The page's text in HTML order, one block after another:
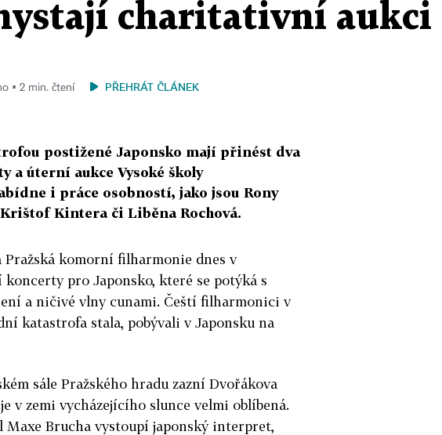
charitativní aukci
▪ 2 min. čtení PŘEHRÁT ČLÁNEK
postižené Japonsko mají přinést dva
a úterní aukce Vysoké školy
i práce osobností, jako jsou Rony
Kintera či Liběna Rochová.
Pražská komorní filharmonie dnes v
pro Japonsko, které se potýká s
a ničivé vlny cunami. Čeští filharmonici v
katastrofa stala, pobývali v Japonsku na
sále Pražského hradu zazní Dvořákova
v zemi vycházejícího slunce velmi oblíbená.
Maxe Brucha vystoupí japonský interpret,